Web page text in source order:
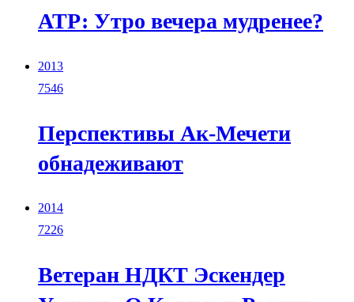
АТР: Утро вечера мудренее?
2013
7546
Перспективы Ак-Мечети
обнадеживают
2014
7226
Ветеран НДКТ Эскендер